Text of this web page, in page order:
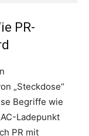
PR-
„Steckdose“
Begriffe wie
Ladepunkt
PR mit